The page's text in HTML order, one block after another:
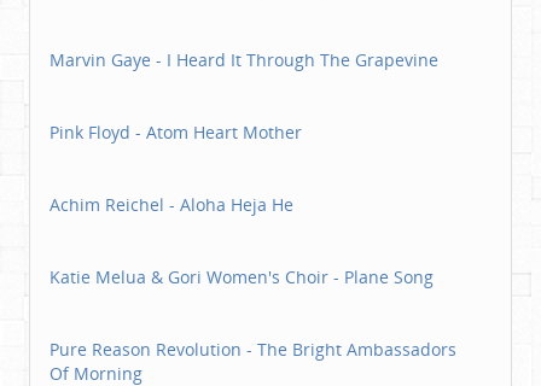
Marvin Gaye - I Heard It Through The Grapevine
Pink Floyd - Atom Heart Mother
Achim Reichel - Aloha Heja He
Katie Melua & Gori Women's Choir - Plane Song
Pure Reason Revolution - The Bright Ambassadors
Of Morning